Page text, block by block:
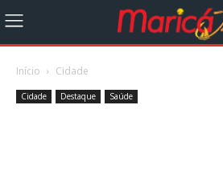
Início Cidade
Cidade Destaque Saúde